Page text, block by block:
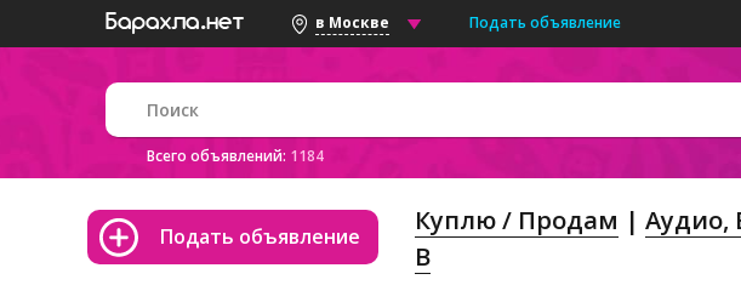
в Москве Подать объявление
Всего объявлений: 1184
Подать объявление Куплю / Продам Аудио,
В